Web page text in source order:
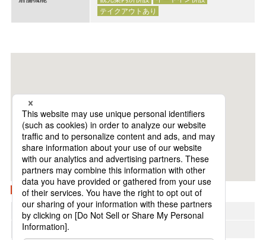
テイクアウトあり
Googleマップで開く
地方 東北
所在エリア